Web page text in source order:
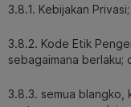
3.8.1. Kebijakan Privasi;
3.8.2. Kode Etik
sebagaimana berlaku;
3.8.3. semua blangko,